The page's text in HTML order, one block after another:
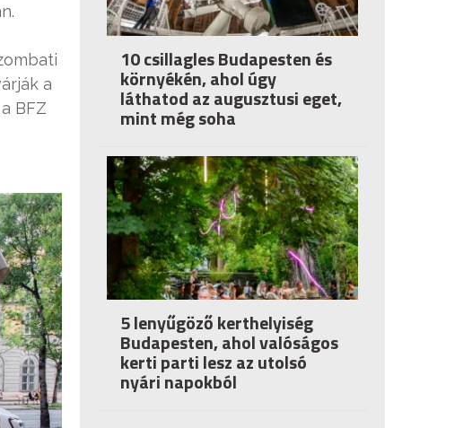
a
BFZ
10 csillagles Budapesten és
környékén, ahol úgy
láthatod az augusztusi eget,
mint még soha
5 lenyűgöző kerthelyiség
Budapesten, ahol valóságos
kerti parti lesz az utolsó
nyári napokból